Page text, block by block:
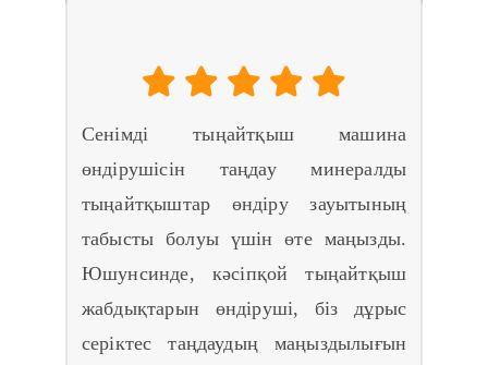
Сенімді тыңайтқыш машина
өндірушісін таңдау минералды
тыңайтқыштар өндіру зауытының
табысты болуы үшін өте маңызды.
Юшунсинде, кәсіпқой тыңайтқыш
жабдықтарын өндіруші, біз дұрыс
серіктес таңдаудың маңыздылығын